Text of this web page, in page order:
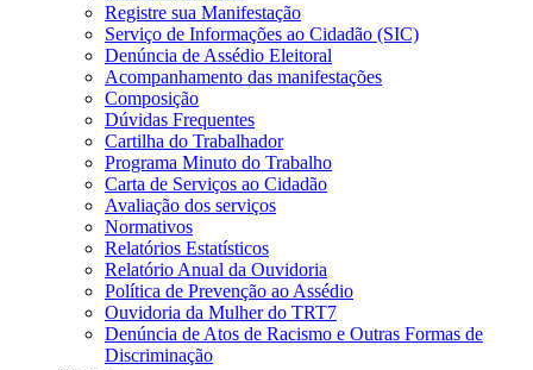
Registre sua Manifestação
Serviço de Informações ao Cidadão (SIC)
Denúncia de Assédio Eleitoral
Acompanhamento das manifestações
Composição
Dúvidas Frequentes
Cartilha do Trabalhador
Programa Minuto do Trabalho
Carta de Serviços ao Cidadão
Avaliação dos serviços
Normativos
Relatórios Estatísticos
Relatório Anual da Ouvidoria
Política de Prevenção ao Assédio
Ouvidoria da Mulher do TRT7
Denúncia de Atos de Racismo e Outras Formas de
Discriminação